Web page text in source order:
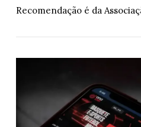
Recomendação é da